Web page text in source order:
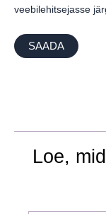
veebilehitsejasse
Loe,